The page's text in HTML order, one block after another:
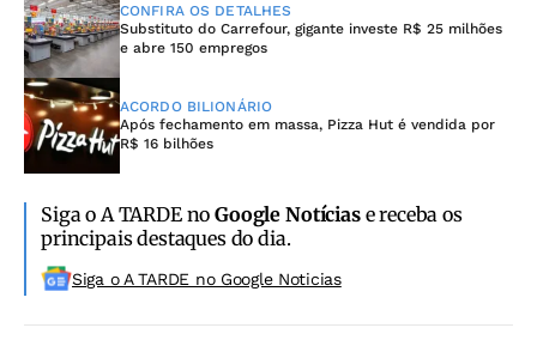
CONFIRA OS DETALHES
Substituto do Carrefour, gigante investe R$ 25 milhões
e abre 150 empregos
ACORDO BILIONÁRIO
Após fechamento em massa, Pizza Hut é vendida por
R$ 16 bilhões
Siga o A TARDE noGoogle Notíciase receba os
principais destaques do dia.
Siga o A TARDE no Google Noticias